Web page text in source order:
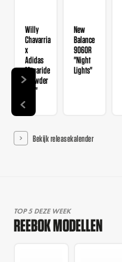
Willy
Chavarria
x
Adidas
Megaride
"Powder
Red"
New
Balance
9060R
"Night
Lights"
Bekijk releasekalender
TOP 5 DEZE WEEK
REEBOK MODELLEN